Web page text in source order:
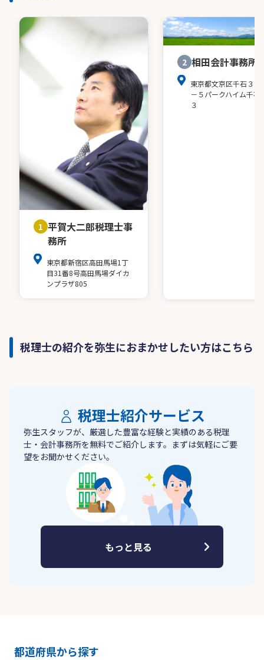
1 平賀大二郎税理士事
務所
東京都新宿区高田馬場1丁
目31番8号高田馬場ダイカ
ンプラザ805
2 相田会計事務所
東京都文京区千石３－
－５パークハイム千石
３
税理士の紹介を弥生におまかせしたい方はこちら
税理士紹介サービス
弥生スタッフが、厳選した豊富な経験と実績のある税理
士・会計事務所を無料でご紹介します。まずは気軽にご要
望をお聞かせください。
もっと見る
都道府県から探す